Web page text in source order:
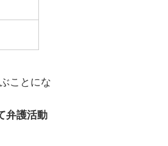
ことにな
弁護活動